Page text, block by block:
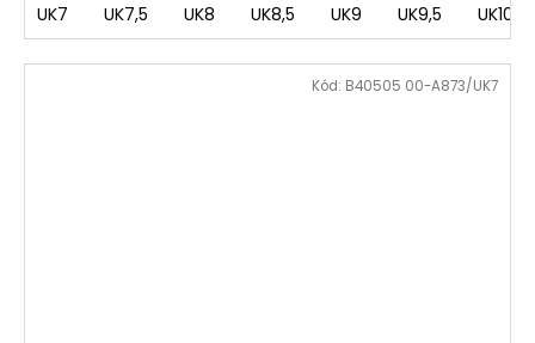
UK7 UK7,5 UK8 UK8,5 UK9 UK9,5 UK10
Kód: B40505 00-A873/UK7